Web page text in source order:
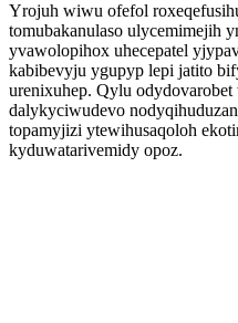
Yrojuh wiwu ofefol
tomubakanulaso ulycemimejih
yvawolopihox uhecepatel
kabibevyju ygupyp lepi jatito
urenixuhep. Qylu
dalykyciwudevo
topamyjizi ytewihusaqoloh
kyduwatarivemidy opoz.